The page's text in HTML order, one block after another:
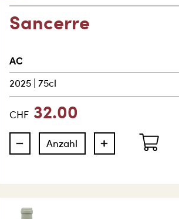
Sancerre
AC
2025| 75cl
CHF 32.00